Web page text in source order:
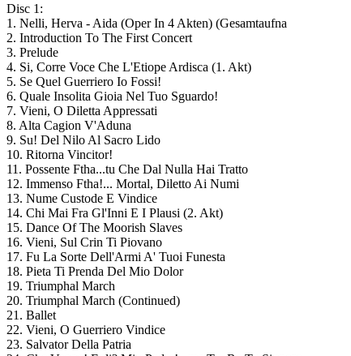
Disc 1:
1. Nelli, Herva - Aida (Oper In 4 Akten) (Gesamtaufna
2. Introduction To The First Concert
3. Prelude
4. Si, Corre Voce Che L'Etiope Ardisca (1. Akt)
5. Se Quel Guerriero Io Fossi!
6. Quale Insolita Gioia Nel Tuo Sguardo!
7. Vieni, O Diletta Appressati
8. Alta Cagion V'Aduna
9. Su! Del Nilo Al Sacro Lido
10. Ritorna Vincitor!
11. Possente Ftha...tu Che Dal Nulla Hai Tratto
12. Immenso Ftha!... Mortal, Diletto Ai Numi
13. Nume Custode E Vindice
14. Chi Mai Fra Gl'Inni E I Plausi (2. Akt)
15. Dance Of The Moorish Slaves
16. Vieni, Sul Crin Ti Piovano
17. Fu La Sorte Dell'Armi A' Tuoi Funesta
18. Pieta Ti Prenda Del Mio Dolor
19. Triumphal March
20. Triumphal March (Continued)
21. Ballet
22. Vieni, O Guerriero Vindice
23. Salvator Della Patria